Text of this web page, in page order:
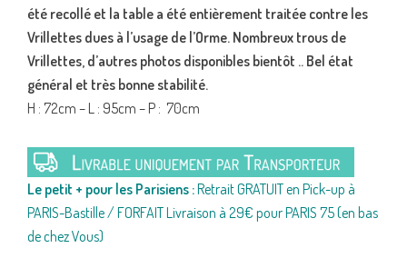
été recollé et la table a été entièrement traitée contre les
Vrillettes dues à l’usage de l’Orme. Nombreux trous de
Vrillettes, d’autres photos disponibles bientôt .. Bel état
général et très bonne stabilité.
H : 72cm – L : 95cm – P : 70cm
Le petit + pour les Parisiens :Retrait GRATUIT en Pick-up à
PARIS-Bastille / FORFAIT Livraison à 29€ pour PARIS 75 (en bas
de chez Vous)